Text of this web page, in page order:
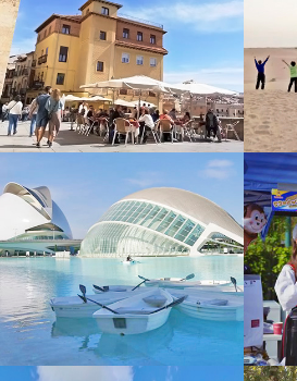
城10天，CP值很高，旅程風景很
期，特別推薦領隊：蘇浤洧
這趟CP值超高的土耳其之
的笑..開心的買.開心的刷刷刷....土
領隊正得及當地超帥的導遊 John
色歷史及文化，加深認識土耳其國
友泰旅遊團費優勢在於，設
選，非常人性化！《🇹🇷土耳其10
楊雅涵Clara
我是參加5/3-5/12的土耳其
紫寧小姐，非常幸運遇到很細心很
友泰的🇷🇺俄羅斯10天行程
儀楦（小楦）非常熱忱、隨和，積
多疑難雜症，希望未來能再跟小楦
第一次參加友泰旅行的土耳
一位很棒的領隊彭天明
#友泰旅行社的行程CP值超
旅 領隊高大哥專業的帶領與貼心安
原本以為低價團不需要抱太